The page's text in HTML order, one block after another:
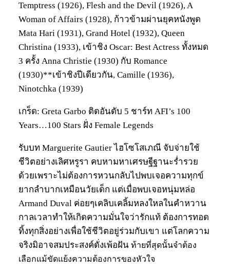
Temptress (1926), Flesh and the Devil (1926), A
Woman of Affairs (1928), ก้าวข้ามผ่านยุคหนังพูด
Mata Hari (1931), Grand Hotel (1932), Queen
Christina (1933), เข้าชิง Oscar: Best Actress ทั้งหมด
3 ครั้ง Anna Christie (1930) กับ Romance
(1930)**เข้าชิงปีเดียวกัน, Camille (1936),
Ninotchka (1939)
เกร็ด: Greta Garbo ติดอันดับ 5 ชาร์ท AFI’s 100
Years…100 Stars ฝั่ง Female Legends
รับบท Marguerite Gautier ไฮโซโสเภณี จับจ่ายใช้
ชีวิตอย่างเลิศหรูรา คบหามหาเศรษฐีฐานะร่ำรวย
ด้วยเพราะไม่ต้องการหวนกลับไปพบเจอความทุกข์
ยากลำบากเหมือนวัยเด็ก แต่เมื่อพบเจอหนุ่มหล่อ
Armand Duval ค่อยๆเคลิบเคลิ้มหลงใหลในคำหวาน
กาลเวลาทำให้เกิดความมั่นใจว่ารักแท้ ต้องการทอด
ทิ้งทุกสิ่งอย่างเพื่อใช้ชีวิตอยู่ร่วมกับเขา แต่โลกความ
จริงมิอาจสมประสงค์ดั่งเพ้อฝัน ท้ายที่สุดนั้นจำต้อง
เลือกแม้ขัดแย้งความต้องการของหัวใจ